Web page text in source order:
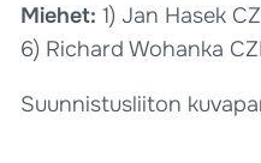
Miehet: 1) Jan Hasek
6) Richard Wohanka
Suunnistusliiton